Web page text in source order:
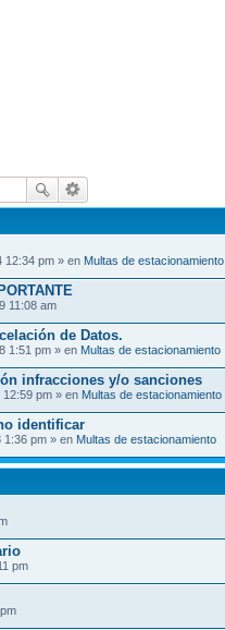
12:34 pm » en Multas de estacionamiento
11:08 am
de Datos.
1:51 pm » en Multas de estacionamiento
infracciones y/o sanciones
pm » en Multas de estacionamiento
identificar
pm » en Multas de estacionamiento
pm